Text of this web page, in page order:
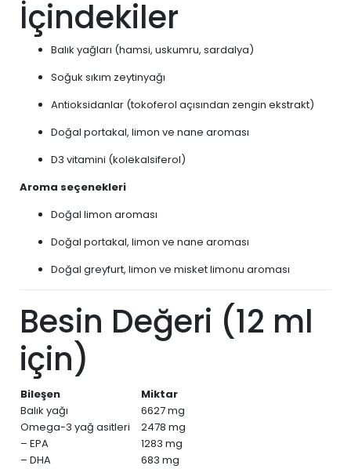
İçindekiler
Balık yağları (hamsi, uskumru, sardalya)
Soğuk sıkım zeytinyağı
Antioksidanlar (tokoferol açısından zengin ekstrakt)
Doğal portakal, limon ve nane aroması
D3 vitamini (kolekalsiferol)
Aroma seçenekleri
Doğal limon aroması
Doğal portakal, limon ve nane aroması
Doğal greyfurt, limon ve misket limonu aroması
Besin Değeri (12 ml
için)
Bileşen
Miktar
Balık yağı
6627 mg
Omega-3 yağ asitleri
2478 mg
– EPA
1283 mg
– DHA
683 mg